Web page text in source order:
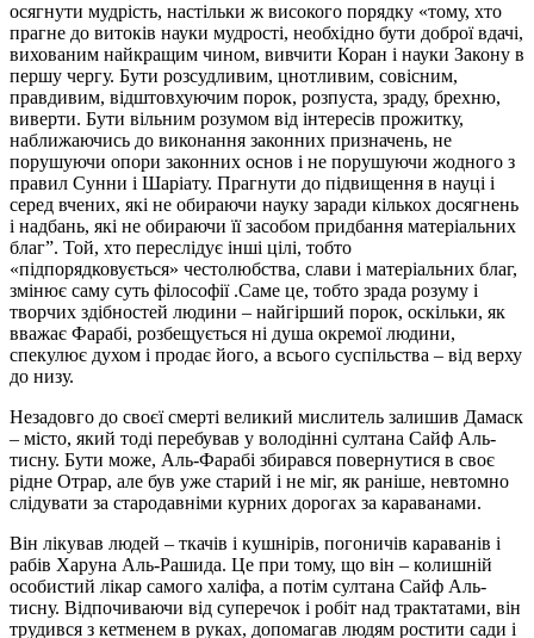
осягнути мудрість, настільки ж високого порядку «тому, хто
прагне до витоків науки мудрості, необхідно бути доброї вдачі,
вихованим найкращим чином, вивчити Коран і науки Закону в
першу чергу. Бути розсудливим, цнотливим, совісним,
правдивим, відштовхуючим порок, розпуста, зраду, брехню,
виверти. Бути вільним розумом від інтересів прожитку,
наближаючись до виконання законних призначень, не
порушуючи опори законних основ і не порушуючи жодного з
правил Сунни і Шаріату. Прагнути до підвищення в науці і
серед вчених, які не обираючи науку заради кількох досягнень
і надбань, які не обираючи її засобом придбання матеріальних
благ”. Той, хто переслідує інші цілі, тобто
«підпорядковується» честолюбства, слави і матеріальних благ,
змінює саму суть філософії .Саме це, тобто зрада розуму і
творчих здібностей людини – найгірший порок, оскільки, як
вважає Фарабі, розбещується ні душа окремої людини,
спекулює духом і продає його, а всього суспільства – від верху
до низу.
Незадовго до своєї смерті великий мислитель залишив Дамаск
– місто, який тоді перебував у володінні султана Сайф Аль-
тисну. Бути може, Аль-Фарабі збирався повернутися в своє
рідне Отрар, але був уже старий і не міг, як раніше, невтомно
слідувати за стародавніми курних дорогах за караванами.
Він лікував людей – ткачів і кушнірів, погоничів караванів і
рабів Харуна Аль-Рашида. Це при тому, що він – колишній
особистий лікар самого халіфа, а потім султана Сайф Аль-
тисну. Відпочиваючи від суперечок і робіт над трактатами, він
трудився з кетменем в руках, допомагав людям ростити сади і